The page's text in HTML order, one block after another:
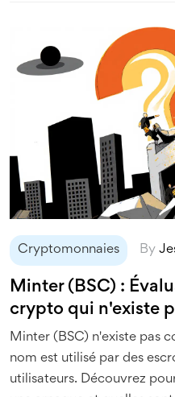
Cryptomonnaies By
Minter (BSC) :
crypto qui n'existe
Minter (BSC) n'existe pas
nom est utilisé par des
utilisateurs. Découvrez